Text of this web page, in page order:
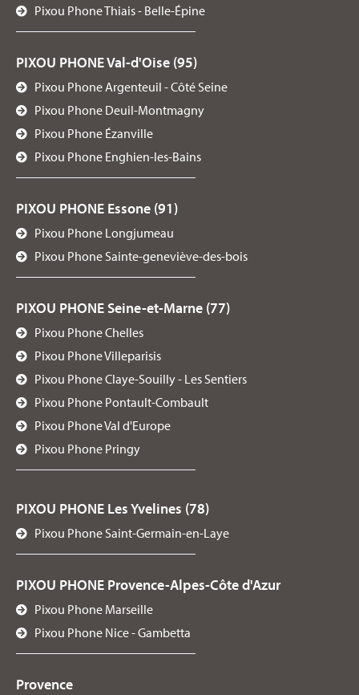
Pixou Phone Thiais - Belle-Épine
PIXOU PHONE Val-d'Oise (95)
Pixou Phone Argenteuil - Côté Seine
Pixou Phone Deuil-Montmagny
Pixou Phone Ézanville
Pixou Phone Enghien-les-Bains
PIXOU PHONE Essone (91)
Pixou Phone Longjumeau
Pixou Phone Sainte-geneviève-des-bois
PIXOU PHONE Seine-et-Marne (77)
Pixou Phone Chelles
Pixou Phone Villeparisis
Pixou Phone Claye-Souilly - Les Sentiers
Pixou Phone Pontault-Combault
Pixou Phone Val d'Europe
Pixou Phone Pringy
PIXOU PHONE Les Yvelines (78)
Pixou Phone Saint-Germain-en-Laye
PIXOU PHONE Provence-Alpes-Côte d'Azur
Pixou Phone Marseille
Pixou Phone Nice - Gambetta
Provence